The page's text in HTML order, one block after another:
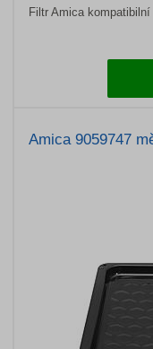
Filtr Amica
Amica 9059747